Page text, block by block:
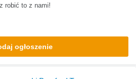
robić to z nami!
ogłoszenie